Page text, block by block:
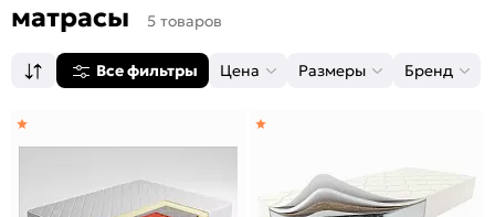
матрасы
5 товаров
Все фильтры Цена Размеры Бренд